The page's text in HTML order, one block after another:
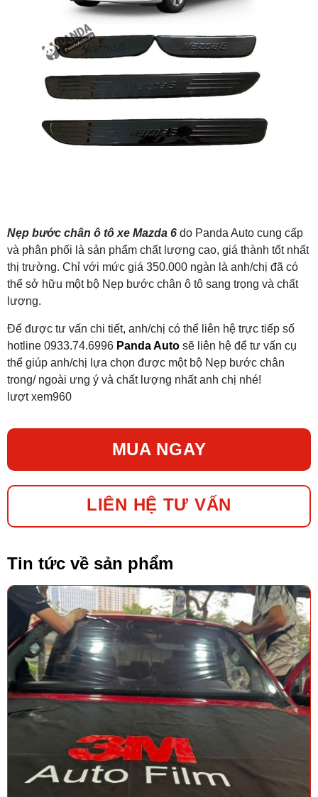
Nẹp bước chân ô tô xe Mazda 6 do Panda Auto cung cấp
và phân phối là sản phẩm chất lượng cao, giá thành tốt nhất
thị trường. Chỉ với mức giá 350.000 ngàn là anh/chị đã có
thể sở hữu một bộ Nẹp bước chân ô tô sang trọng và chất
lượng.
Để được tư vấn chi tiết, anh/chị có thể liên hệ trực tiếp số
hotline 0933.74.6996 Panda Auto sẽ liên hệ để tư vấn cụ
thể giúp anh/chị lựa chọn được một bộ Nẹp bước chân
trong/ ngoài ưng ý và chất lượng nhất anh chị nhé!
lượt xem960
MUA NGAY
LIÊN HỆ TƯ VẤN
Tin tức về sản phẩm